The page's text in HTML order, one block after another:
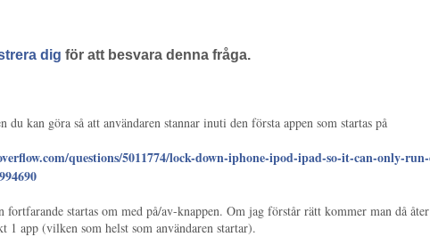
dig för att besvara denna fråga.
du kan göra så att användaren stannar inuti den första appen som startas på
questions/5011774/lock-down-iphone-ipod-ipad-so-it-can-only-
fortfarande startas om med på/av-knappen. Om jag förstår rätt kommer man då åter
1 app (vilken som helst som användaren startar).